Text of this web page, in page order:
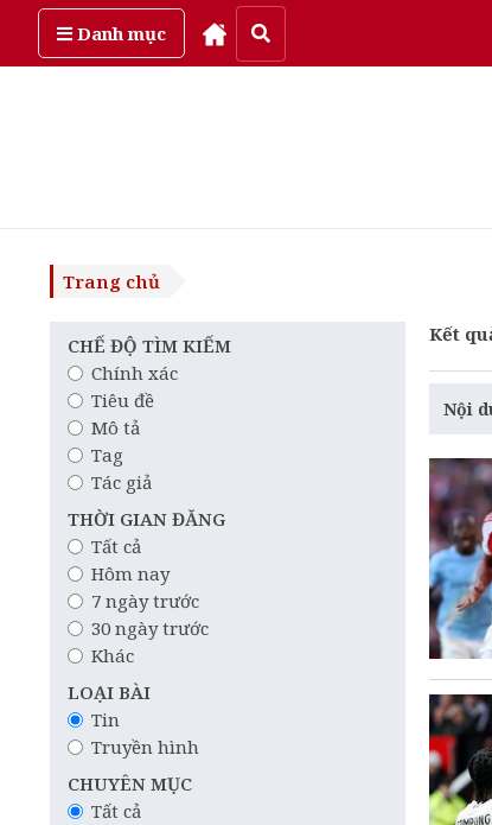
Danh mục
Thứ sáu, ngày 7/08/2026
Trang chủ
CHẾ ĐỘ TÌM KIẾM
Chính xác
Tiêu đề
Mô tả
Tag
Tác giả
THỜI GIAN ĐĂNG
Tất cả
Hôm nay
7 ngày trước
30 ngày trước
Khác
LOẠI BÀI
Tin
Truyền hình
CHUYÊN MỤC
Tất cả
Kết
Nội